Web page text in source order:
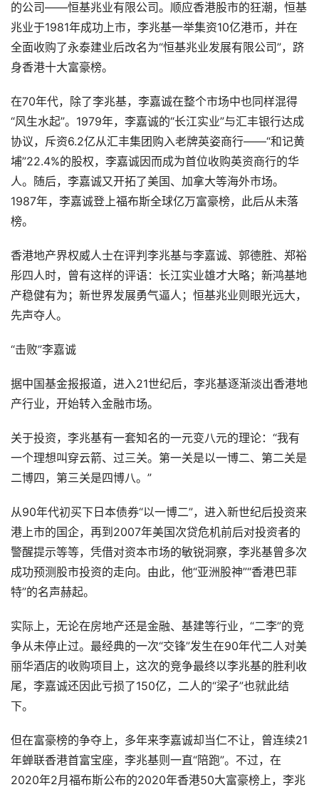
的公司——恒基兆业有限公司。顺应香港股市的狂潮，恒基
兆业于1981年成功上市，李兆基一举集资10亿港币，并在
全面收购了永泰建业后改名为“恒基兆业发展有限公司”，跻
身香港十大富豪榜。
在70年代，除了李兆基，李嘉诚在整个市场中也同样混得
“风生水起”。1979年，李嘉诚的“长江实业”与汇丰银行达成
协议，斥资6.2亿从汇丰集团购入老牌英姿商行——“和记黄
埔”22.4%的股权，李嘉诚因而成为首位收购英资商行的华
人。随后，李嘉诚又开拓了美国、加拿大等海外市场。
1987年，李嘉诚登上福布斯全球亿万富豪榜，此后从未落
榜。
香港地产界权威人士在评判李兆基与李嘉诚、郭德胜、郑裕
彤四人时，曾有这样的评语：长江实业雄才大略；新鸿基地
产稳健有为；新世界发展勇气逼人；恒基兆业则眼光远大，
先声夺人。
“击败”李嘉诚
据中国基金报报道，进入21世纪后，李兆基逐渐淡出香港地
产行业，开始转入金融市场。
关于投资，李兆基有一套知名的一元变八元的理论：“我有
一个理想叫穿云箭、过三关。第一关是以一博二、第二关是
二博四，第三关是四博八。”
从90年代初买下日本债券“以一博二”，进入新世纪后投资来
港上市的国企，再到2007年美国次贷危机前后对投资者的
警醒提示等等，凭借对资本市场的敏锐洞察，李兆基曾多次
成功预测股市投资的走向。由此，他“亚洲股神”“香港巴菲
特”的名声赫起。
实际上，无论在房地产还是金融、基建等行业，“二李”的竞
争从未停止过。最经典的一次“交锋”发生在90年代二人对美
丽华酒店的收购项目上，这次的竞争最终以李兆基的胜利收
尾，李嘉诚还因此亏损了150亿，二人的“梁子”也就此结
下。
但在富豪榜的争夺上，多年来李嘉诚却当仁不让，曾连续21
年蝉联香港首富宝座，李兆基则一直“陪跑”。不过，在
2020年2月福布斯公布的2020年香港50大富豪榜上，李兆